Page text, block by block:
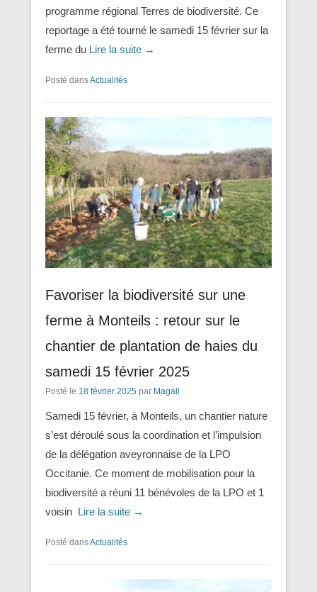
programme régional Terres de biodiversité. Ce
reportage a été tourné le samedi 15 février sur la
ferme du Lire la suite →
Posté dansActualités
Favoriser la biodiversité sur une
ferme à Monteils : retour sur le
chantier de plantation de haies du
samedi 15 février 2025
Posté le 18 février 2025 par Magali
Samedi 15 février, à Monteils, un chantier nature
s’est déroulé sous la coordination et l’impulsion
de la délégation aveyronnaise de la LPO
Occitanie. Ce moment de mobilisation pour la
biodiversité a réuni 11 bénévoles de la LPO et 1
voisin Lire la suite →
Posté dansActualités